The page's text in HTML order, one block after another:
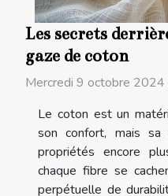
Les secrets
gaze de coton
Mercredi 9 octobre
Le coton est un
son confort, mais
propriétés encore
chaque fibre se
perpétuelle de